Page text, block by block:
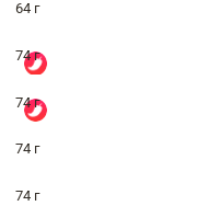
64 г
74 г
74 г
74 г
74 г